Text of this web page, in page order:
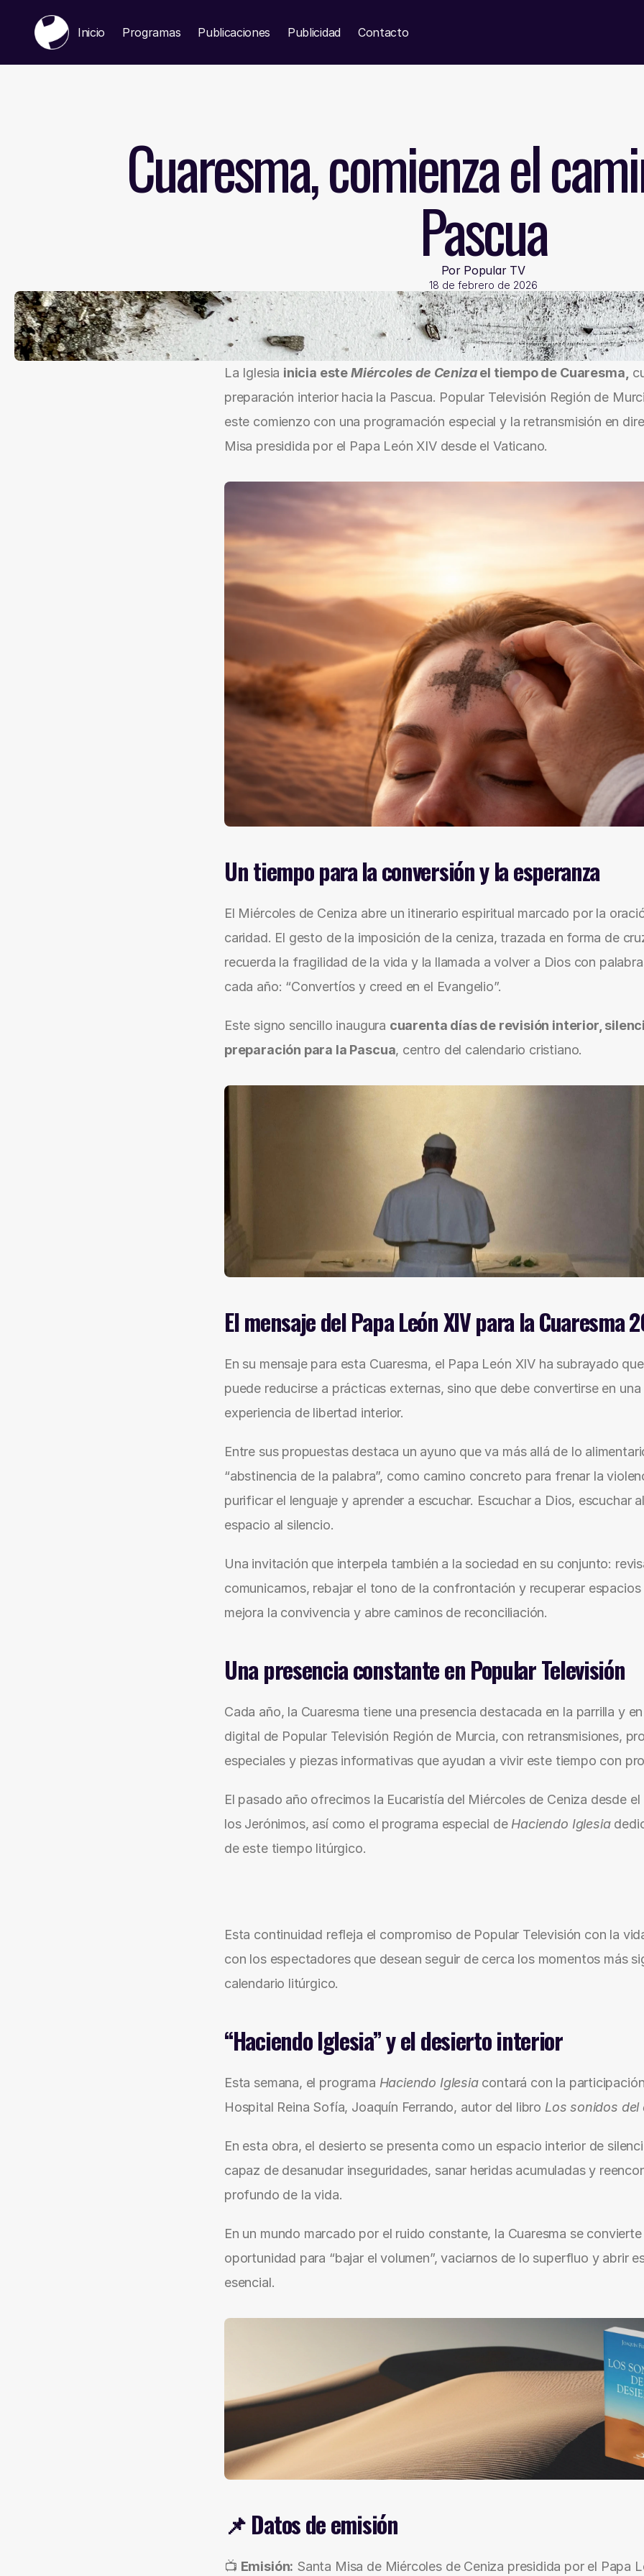
Cuaresma, comienza el
Pascua
Por Popular TV
18 de febrero de 2026
La Iglesia inicia este Miércoles de Ceniza el tiempo de Cuaresma,
preparación interior hacia la Pascua. Popular Televisión Región de
este comienzo con una programación especial y la retransmisión en
Misa presidida por el Papa León XIV desde el Vaticano.
Un tiempo para la conversión y la esperanza
El Miércoles de Ceniza abre un itinerario espiritual marcado por la
caridad. El gesto de la imposición de la ceniza, trazada en forma de
recuerda la fragilidad de la vida y la llamada a volver a Dios con
cada año: “Convertíos y creed en el Evangelio”.
Este signo sencillo inaugura cuarenta días de revisión interior,
preparación para la Pascua, centro del calendario cristiano.
El mensaje del Papa León XIV para la Cuaresma
En su mensaje para esta Cuaresma, el Papa León XIV ha subrayado
puede reducirse a prácticas externas, sino que debe convertirse en
experiencia de libertad interior.
Entre sus propuestas destaca un ayuno que va más allá de lo
“abstinencia de la palabra”, como camino concreto para frenar la
purificar el lenguaje y aprender a escuchar. Escuchar a Dios, escuchar
espacio al silencio.
Una invitación que interpela también a la sociedad en su conjunto:
comunicarnos, rebajar el tono de la confrontación y recuperar espacios
mejora la convivencia y abre caminos de reconciliación.
Una presencia constante en Popular Televisión
Cada año, la Cuaresma tiene una presencia destacada en la parrilla y
digital de Popular Televisión Región de Murcia, con retransmisiones,
especiales y piezas informativas que ayudan a vivir este tiempo con
El pasado año ofrecimos la Eucaristía del Miércoles de Ceniza desde
los Jerónimos, así como el programa especial de Haciendo Iglesia
de este tiempo litúrgico.
Esta continuidad refleja el compromiso de Popular Televisión con la
con los espectadores que desean seguir de cerca los momentos más
calendario litúrgico.
“Haciendo Iglesia” y el desierto interior
Esta semana, el programa Haciendo Iglesia contará con la
Hospital Reina Sofía, Joaquín Ferrando, autor del libro Los sonidos del
En esta obra, el desierto se presenta como un espacio interior de
capaz de desanudar inseguridades, sanar heridas acumuladas y
profundo de la vida.
En un mundo marcado por el ruido constante, la Cuaresma se convierte
oportunidad para “bajar el volumen”, vaciarnos de lo superfluo y abrir
esencial.
📌 Datos de emisión
📺 Emisión: Santa Misa de Miércoles de Ceniza presidida por el Papa
Inicio Programas Publicaciones Publicidad Contacto